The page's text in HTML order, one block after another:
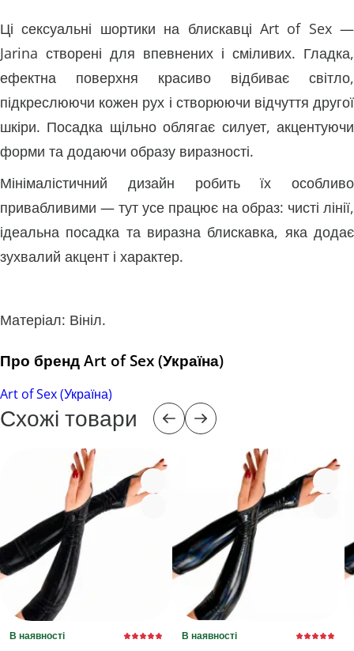
Ці сексуальні шортики на блискавці Art of Sex —
Jarina створені для впевнених і сміливих. Гладка,
ефектна поверхня красиво відбиває світло,
підкреслюючи кожен рух і створюючи відчуття другої
шкіри. Посадка щільно облягає силует, акцентуючи
форми та додаючи образу виразності.
Мінімалістичний дизайн робить їх особливо
привабливими — тут усе працює на образ: чисті лінії,
ідеальна посадка та виразна блискавка, яка додає
зухвалий акцент і характер.
Матеріал: Вініл.
Про бренд Art of Sex (Україна)
Art of Sex (Україна)
Схожі товари
В наявності В наявності